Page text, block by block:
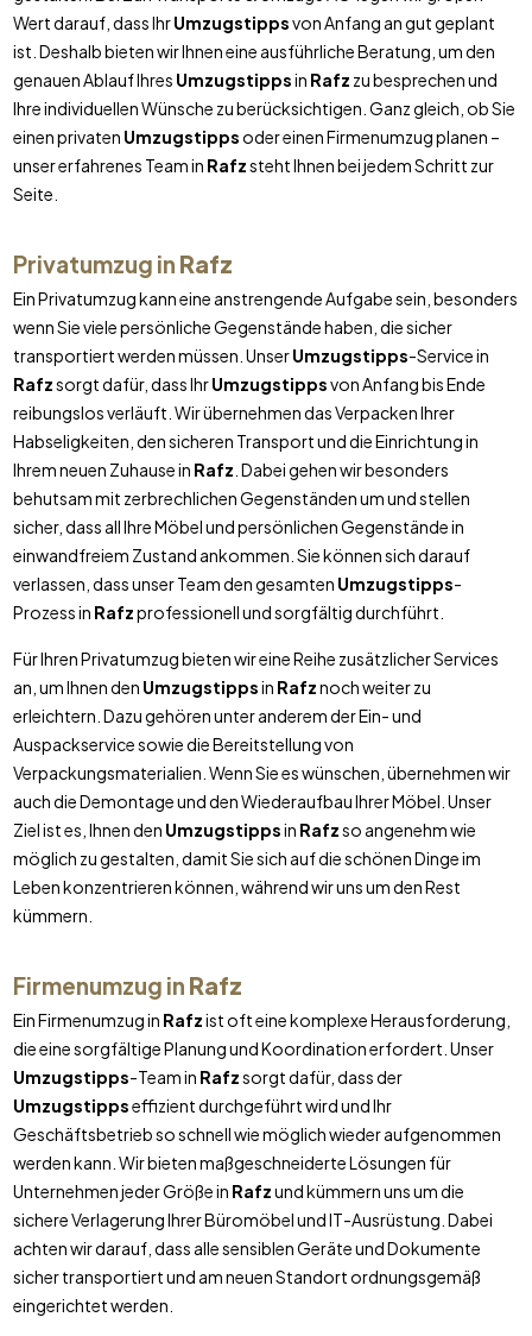
Wert darauf, dass IhrUmzugstippsvon Anfang an gut geplant
ist. Deshalb bieten wir Ihnen eine ausführliche Beratung, um den
genauen Ablauf Ihres Umzugstippsin Rafz zu besprechen und
Ihre individuellen Wünsche zu berücksichtigen. Ganz gleich, ob Sie
einen privaten Umzugstippsoder einen Firmenumzug planen –
unser erfahrenes Team in Rafzsteht Ihnen bei jedem Schritt zur
Seite.
Privatumzug in Rafz
Ein Privatumzug kann eine anstrengende Aufgabe sein, besonders
wenn Sie viele persönliche Gegenstände haben, die sicher
transportiert werden müssen. UnserUmzugstipps-Service in
Rafzsorgt dafür, dass IhrUmzugstippsvon Anfang bis Ende
reibungslos verläuft. Wir übernehmen das Verpacken Ihrer
Habseligkeiten, den sicheren Transport und die Einrichtung in
Ihrem neuen Zuhause in Rafz . Dabei gehen wir besonders
behutsam mit zerbrechlichen Gegenständen um und stellen
sicher, dass all Ihre Möbel und persönlichen Gegenstände in
einwandfreiem Zustand ankommen. Sie können sich darauf
verlassen, dass unser Team den gesamten Umzugstipps-
Prozess in Rafzprofessionell und sorgfältig durchführt.
Für Ihren Privatumzug bieten wir eine Reihe zusätzlicher Services
an, um Ihnen den Umzugstippsin Rafznoch weiter zu
erleichtern. Dazu gehören unter anderem der Ein- und
Auspackservice sowie die Bereitstellung von
Verpackungsmaterialien. Wenn Sie es wünschen, übernehmen wir
auch die Demontage und den Wiederaufbau Ihrer Möbel. Unser
Ziel ist es, Ihnen den Umzugstippsin Rafzso angenehm wie
möglich zu gestalten, damit Sie sich auf die schönen Dinge im
Leben konzentrieren können, während wir uns um den Rest
kümmern.
Firmenumzug in Rafz
Ein Firmenumzug in Rafzist oft eine komplexe Herausforderung,
die eine sorgfältige Planung und Koordination erfordert. Unser
Umzugstipps-Team in Rafzsorgt dafür, dass der
Umzugstippseffizient durchgeführt wird und Ihr
Geschäftsbetrieb so schnell wie möglich wieder aufgenommen
werden kann. Wir bieten maßgeschneiderte Lösungen für
Unternehmen jeder Größe in Rafzund kümmern uns um die
sichere Verlagerung Ihrer Büromöbel und IT-Ausrüstung. Dabei
achten wir darauf, dass alle sensiblen Geräte und Dokumente
sicher transportiert und am neuen Standort ordnungsgemäß
eingerichtet werden.